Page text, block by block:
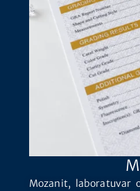
Mozanit, laboratuvar